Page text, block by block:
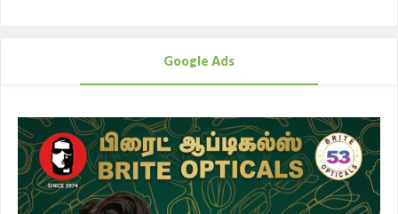
Google Ads